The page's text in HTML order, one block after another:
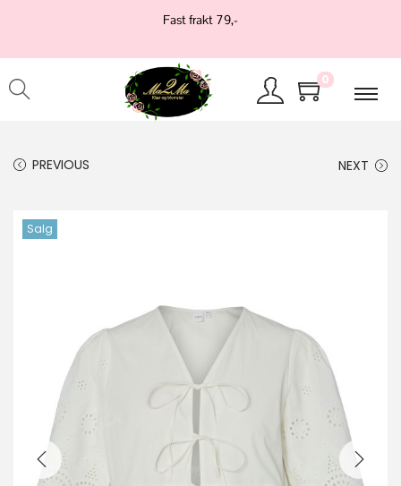
Fast frakt 79,-
0
PREVIOUS NEXT
Salg